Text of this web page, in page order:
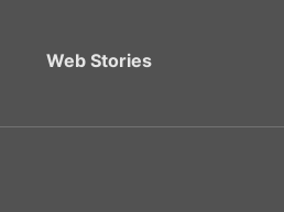
Web Stories